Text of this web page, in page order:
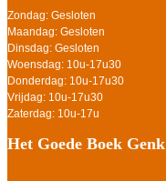
Zondag: Gesloten
Maandag: Gesloten
Dinsdag: Gesloten
Woensdag: 10u-17u30
Donderdag: 10u-17u30
Vrijdag: 10u-17u30
Zaterdag: 10u-17u
Het Goede Boek Genk